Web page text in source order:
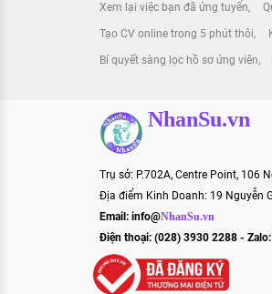
Xem lại việc bạn đã ứng tuyển
Tạo CV online trong 5 phút thôi
Bí quyết sàng lọc hồ sơ ứng viên
NhanSu.vn
Trụ sở: P.702A, Centre Point, 106
Địa điểm Kinh Doanh: 19 Nguyễn
Email: info@NhanSu.vn
Điện thoại: (028) 3930 2288 -